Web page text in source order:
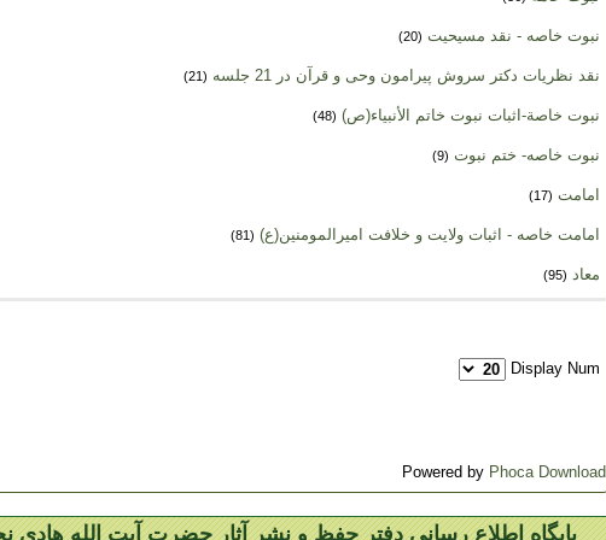
نبوت خاصه - نقد مسیحیت (20)
نقد نظریات دکتر سروش پیرامون وحی و قرآن در 21 جلسه (21)
نبوت خاصة-اثبات نبوت خاتم الأنبياء(ص) (48)
نبوت خاصه- ختم نبوت (9)
امامت (17)
امامت خاصه - اثبات ولایت و خلافت امیرالمومنین(ع) (81)
معاد (95)
Display Num
Powered by Phoca Download
پایگاه اطلاع رسانی دفتر حفظ و نشر آثار حضرت آیت الله هادی